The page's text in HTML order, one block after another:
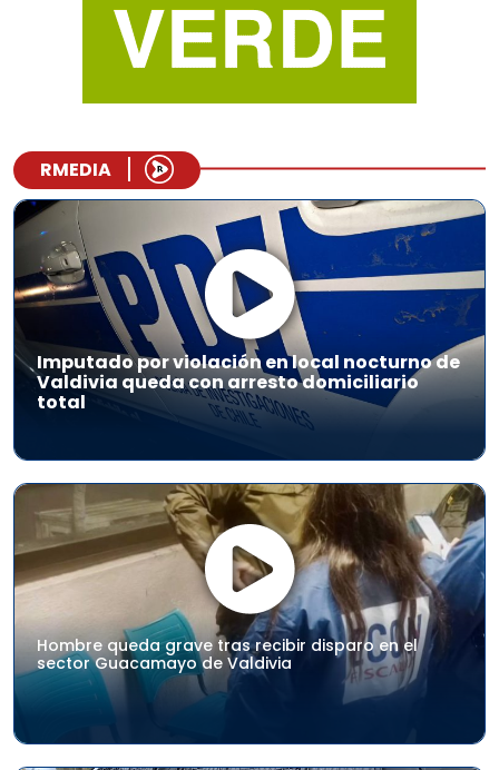
RMEDIA
Imputado por violación en local nocturno de
Valdivia queda con arresto domiciliario
total
Hombre queda grave tras recibir disparo en el
sector Guacamayo de Valdivia